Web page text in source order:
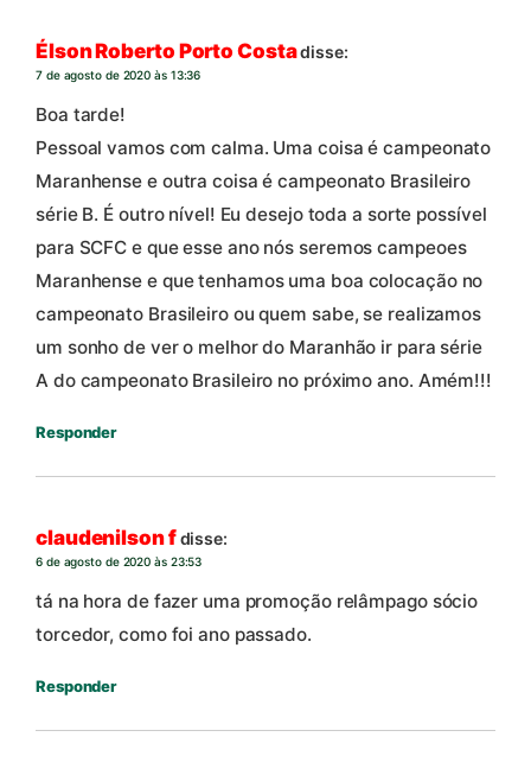
Élson Roberto Porto Costadisse:
7 de agosto de 2020 às 13:36
Boa tarde!
Pessoal vamos com calma. Uma coisa é campeonato
Maranhense e outra coisa é campeonato Brasileiro
série B. É outro nível! Eu desejo toda a sorte possível
para SCFC e que esse ano nós seremos campeoes
Maranhense e que tenhamos uma boa colocação no
campeonato Brasileiro ou quem sabe, se realizamos
um sonho de ver o melhor do Maranhão ir para série
A do campeonato Brasileiro no próximo ano. Amém!!!
Responder
claudenilson fdisse:
6 de agosto de 2020 às 23:53
tá na hora de fazer uma promoção relâmpago sócio
torcedor, como foi ano passado.
Responder